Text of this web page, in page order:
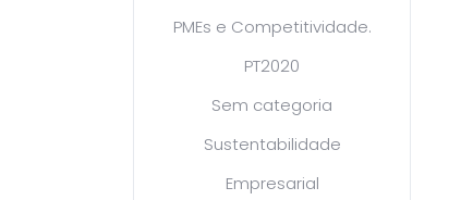
PMEs e Competitividade.
PT2020
Sem categoria
Sustentabilidade
Empresarial